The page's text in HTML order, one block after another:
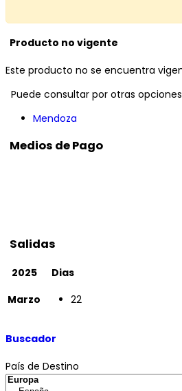
Producto no vigente
Este producto no se encuentra
Puede consultar por otras
Mendoza
Medios de Pago
Salidas
2025
Dias
Marzo
22
Buscador
País de Destino